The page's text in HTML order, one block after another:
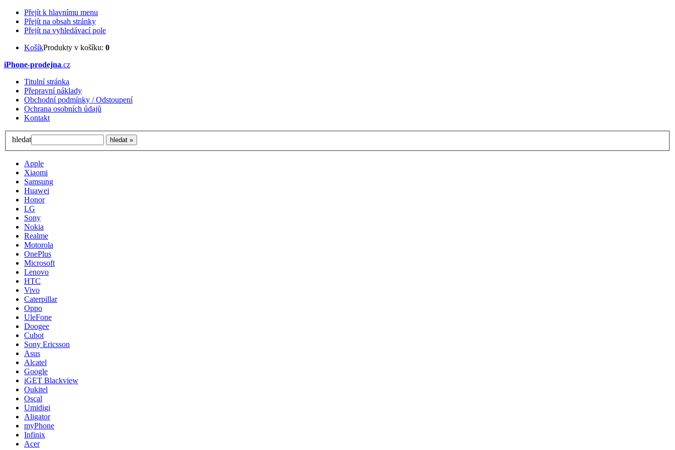
Přejít k hlavnímu menu
Přejít na obsah stránky
Přejít na vyhledávací pole
KošíkProdukty v košíku: 0
iPhone-prodejna.cz
Titulní stránka
Přepravní náklady
Obchodní podmínky / Odstoupení
Ochrana osobních údajů
Kontakt
hledat
Apple
Xiaomi
Samsung
Huawei
Honor
LG
Sony
Nokia
Realme
Motorola
OnePlus
Microsoft
Lenovo
HTC
Vivo
Caterpillar
Oppo
UleFone
Doogee
Cubot
Sony Ericsson
Asus
Alcatel
Google
iGET Blackview
Oukitel
Oscal
Umidigi
Aligator
myPhone
Infinix
Acer